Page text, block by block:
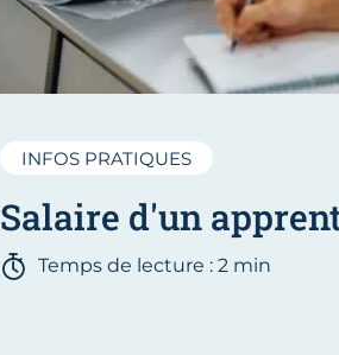
Salaire d'un
INFOS PRATIQUES
Temps de lecture : 2 min